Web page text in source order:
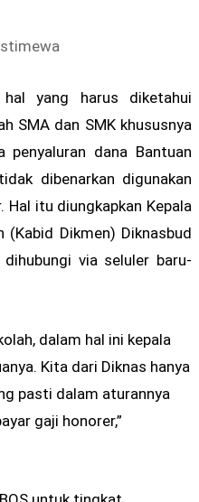
yang harus diketahui
SMA dan SMK khususnya
penyaluran dana Bantuan
dibenarkan digunakan
Hal itu diungkapkan Kepala
(Kabid Dikmen) Diknasbud
via seluler baru-
dalam hal ini kepala
Kita dari Diknas hanya
pasti dalam aturannya
gaji honorer,”